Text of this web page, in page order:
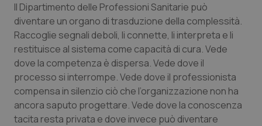
Il Dipartimento delle Professioni Sanitarie può
diventare un organo di trasduzione della complessità.
Raccoglie segnali deboli, li connette, li interpreta e li
restituisce al sistema come capacità di cura. Vede
dove la competenza è dispersa. Vede dove il
processo si interrompe. Vede dove il professionista
compensa in silenzio ciò che l’organizzazione non ha
ancora saputo progettare. Vede dove la conoscenza
tacita resta privata e dove invece può diventare